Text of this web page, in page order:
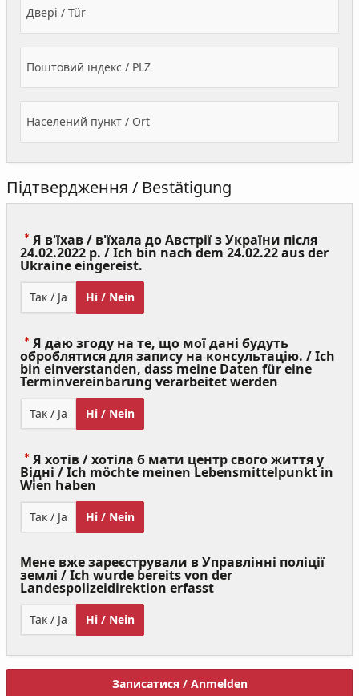
Двері / Tür
Поштовий індекс / PLZ
Населений пункт / Ort
Підтвердження / Bestätigung
Я в'їхав / в'їхала до Австрії з України після
24.02.2022 р. / Ich bin nach dem 24.02.22 aus der
Ukraine eingereist.
Required)
Так / Ja Ні / Nein
Я даю згоду на те, що мої дані будуть
оброблятися для запису на консультацію. / Ich
bin einverstanden, dass meine Daten für eine
Terminvereinbarung verarbeitet werden
Так / Ja Ні / Nein
Я хотів / хотіла б мати центр свого життя у
Відні / Ich möchte meinen Lebensmittelpunkt in
Wien haben
Required)
Так / Ja Ні / Nein
Мене вже зареєстрували в Управлінні поліції
землі / Ich wurde bereits von der
Landespolizeidirektion erfasst
Так / Ja Ні / Nein
Записатися / Anmelden